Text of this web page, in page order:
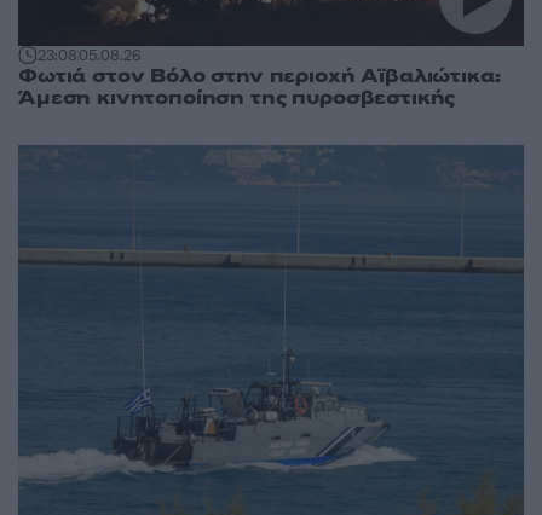
23:0805.08.26
Φωτιά στον Βόλο στην περιοχή Αϊβαλιώτικα:
Άμεση κινητοποίηση της πυροσβεστικής